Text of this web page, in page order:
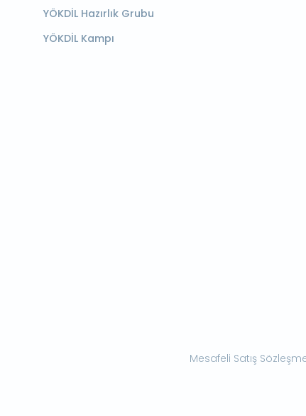
YÖKDİL Hazırlık Grubu
YÖKDİL Kampı
Mesafeli Satış